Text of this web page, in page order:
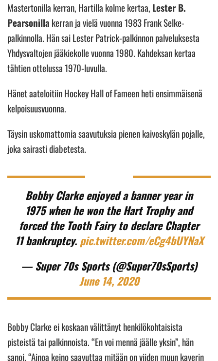
Mastertonilla kerran, Hartilla kolme kertaa, Lester B.
Pearsonilla kerran ja vielä vuonna 1983 Frank Selke-
palkinnolla. Hän sai Lester Patrick-palkinnon palveluksesta
Yhdysvaltojen jääkiekolle vuonna 1980. Kahdeksan kertaa
tähtien ottelussa 1970-luvulla.
Hänet aateloitiin Hockey Hall of Fameen heti ensimmäisenä
kelpoisuusvuonna.
Täysin uskomattomia saavutuksia pienen kaivoskylän pojalle,
joka sairasti diabetesta.
Bobby Clarke enjoyed a banner year in
1975 when he won the Hart Trophy and
forced the Tooth Fairy to declare Chapter
11 bankruptcy. pic.twitter.com/eCg4bUYNaX
— Super 70s Sports (@Super70sSports)
June 14, 2020
Bobby Clarke ei koskaan välittänyt henkilökohtaisista
pisteistä tai palkinnoista. “En voi mennä jäälle yksin”, hän
sanoi. “Ainoa keino saavuttaa mitään on viiden muun kaverin